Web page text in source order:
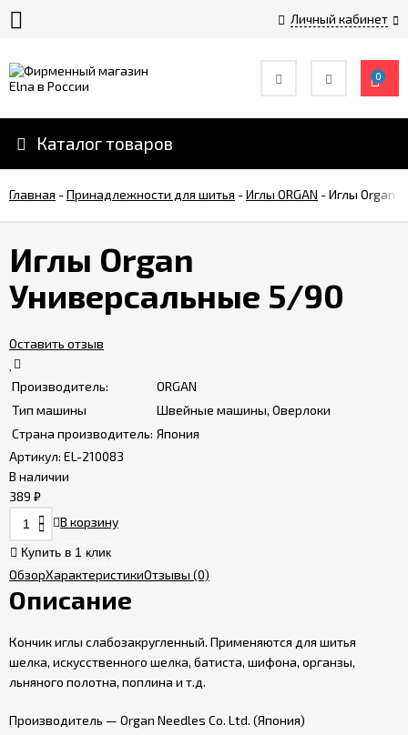
Личный кабинет
История
Elna
по
Оплата
Контакты
Сервисные
центры
Политика
сайта
Пользовательское
соглашение
0
Каталог товаров
Главная -Принадлежности для шитья -Иглы ORGAN -Иглы Organ
Иглы Organ
Универсальные 5/90
Оставить отзыв
Производитель:
ORGAN
Тип машины
Швейные машины, Оверлоки
Страна производитель: Япония
Артикул: EL-210083
В наличии
389 ₽
В корзину
Купить в 1 клик
ОбзорХарактеристикиОтзывы (0)
Описание
Кончик иглы слабозакругленный. Применяются для шитья
шелка, искусственного шелка, батиста, шифона, органзы,
льняного полотна, поплина и т.д.
Производитель — Organ Needles Co. Ltd. (Япония)